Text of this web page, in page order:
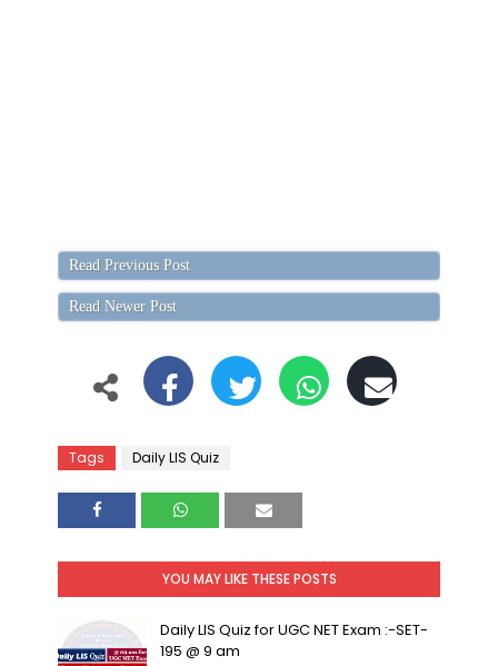
Read Previous Post
Read Newer Post
Tags Daily LIS Quiz
YOU MAY LIKE THESE POSTS
Daily LIS Quiz for UGC NET Exam :-SET-
195 @ 9 am